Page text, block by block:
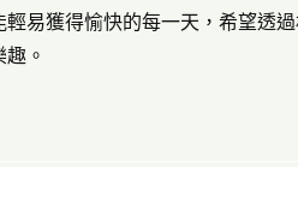
易獲得愉快的每一天，希望透
。